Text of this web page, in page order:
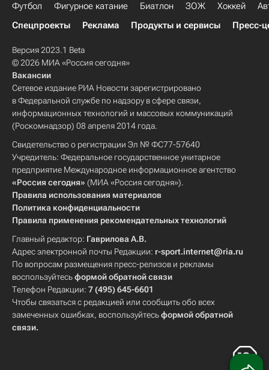
Футбол Фигурное катание Биатлон ЗОЖ Хоккей
Спецпроекты
Реклама Продукты и сервисы Пресс-
Версия 2023.1 Beta
© 2026 МИА «Россия сегодня»
Вакансии
Сетевое издание РИА Новости зарегистрировано
в Федеральной службе по надзору в сфере связи,
информационных технологий и массовых коммуникаций
(Роскомнадзор) 08 апреля 2014 года.
Свидетельство о регистрации Эл № ФС77-57640
Учредитель: Федеральное государственное унитарное
предприятие Международное информационное агентство
«Россия сегодня» (МИА «Россия сегодня»).
Правила использования материалов
Политика конфиденциальности
Правила применения рекомендательных технологий
Главный редактор: Гаврилова А.В.
Адрес электронной почты Редакции: r-sport.internet@ria.ru
По вопросам размещения пресс-релизов и рекламы
воспользуйтесьформой обратной связи
Телефон Редакции: 7 (495) 645-6601
Чтобы связаться с редакцией или сообщить обо всех
замеченных ошибках, воспользуйтесьформой обратной
связи.